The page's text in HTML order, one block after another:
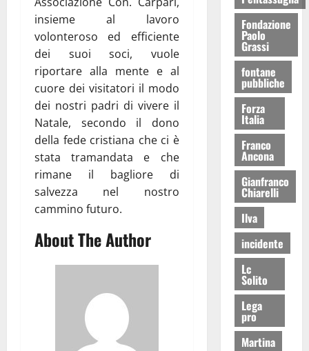
insieme al lavoro
volonteroso ed efficiente
dei suoi soci, vuole
riportare alla mente e al
cuore dei visitatori il modo
dei nostri padri di vivere il
Natale, secondo il dono
della fede cristiana che ci è
stata tramandata e che
rimane il bagliore di
salvezza nel nostro
cammino futuro.
About The Author
Fondazione
Paolo
Grassi
fontane
pubbliche
Forza
Italia
Franco
Ancona
Gianfranco
Chiarelli
Ilva
incidente
Lc
Solito
Lega
pro
Martina